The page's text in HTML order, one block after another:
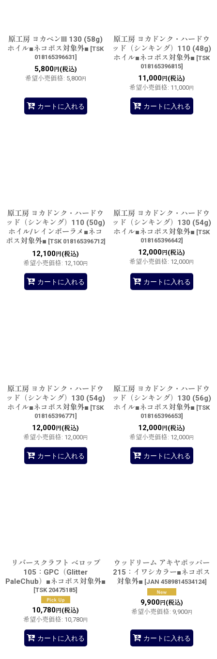
原工房 ヨカペンIII 130 (58g)
ホイル■ネコポス対象外■ [TSK
018165396631]
5,800円(税込)
希望小売価格: 5,800円
カートに入れる
原工房 ヨカドンク・ハードウ
ッド（シンキング）110 (48g)
ホイル■ネコポス対象外■ [TSK
018165396815]
11,000 円(税込)
希望小売価格: 11,000円
カートに入れる
原工房 ヨカドンク・ハードウ
ッド（シンキング）110 (50g)
ホイル/レインボーラメ■ネコ
ポス対象外■ [TSK 018165396712]
12,100 円(税込)
希望小売価格: 12,100円
カートに入れる
原工房 ヨカドンク・ハードウ
ッド（シンキング）130 (54g)
ホイル■ネコポス対象外■ [TSK
018165396642]
12,000 円(税込)
希望小売価格: 12,000円
カートに入れる
原工房 ヨカドンク・ハードウ
ッド（シンキング）130 (54g)
ホイル■ネコポス対象外■ [TSK
018165396771]
12,000 円(税込)
希望小売価格: 12,000円
カートに入れる
原工房 ヨカドンク・ハードウ
ッド（シンキング）130 (56g)
ホイル■ネコポス対象外■ [TSK
018165396653]
12,000 円(税込)
希望小売価格: 12,000円
カートに入れる
リバースクラフト べロップ
105：GPC（Glitter
PaleChub）■ネコポス対象外■
[TSK 20475185]
10,780 円(税込)
希望小売価格: 10,780円
カートに入れる
ウッドリーム アキヤポッパー
215：イワシカラー■ネコポス
対象外■ [JAN 4589814534124]
9,900円(税込)
希望小売価格: 9,900円
カートに入れる